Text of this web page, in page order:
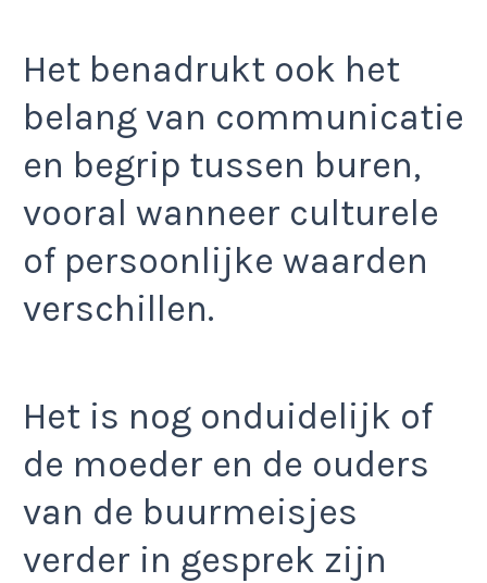
Het benadrukt ook het
belang van communicatie
en begrip tussen buren,
vooral wanneer culturele
of persoonlijke waarden
verschillen.​
Het is nog onduidelijk of
de moeder en de ouders
van de buurmeisjes
verder in gesprek zijn